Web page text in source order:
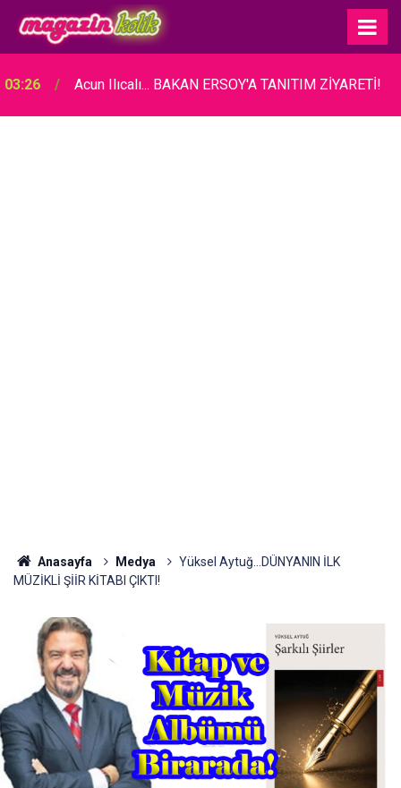
03:26 Acun Ilıcalı... BAKAN ERSOY'A TANITIM ZİYARETİ!
Anasayfa Medya
Yüksel Aytuğ…DÜNYANIN İLK
MÜZİKLİ ŞİİR KİTABI ÇIKTI!